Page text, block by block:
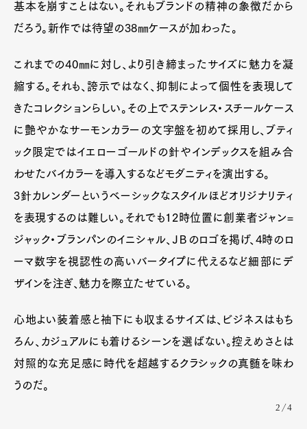
基本を崩すことはない。それもブランドの精神の象徴だから
だろう。新作では待望の38㎜ケースが加わった。
これまでの40㎜に対し、より引き締まったサイズに魅力を凝
縮する。それも、誇示ではなく、抑制によって個性を表現して
きたコレクションらしい。その上でステンレス・スチールケース
に艶やかなサーモンカラーの文字盤を初めて採用し、ブティ
ック限定ではイエローゴールドの針やインデックスを組み合
わせたバイカラーを導入するなどモダニティを演出する。
3針カレンダーというベーシックなスタイルほどオリジナリティ
を表現するのは難しい。それでも12時位置に創業者ジャン=
ジャック・ブランパンのイニシャル、ＪＢのロゴを掲げ、4時のロ
ーマ数字を視認性の高いバータイプに代えるなど細部にデ
ザインを注ぎ、魅力を際立たせている。
心地よい装着感と袖下にも収まるサイズは、ビジネスはもち
ろん、カジュアルにも着けるシーンを選ばない。控えめさとは
対照的な充足感に時代を超越するクラシックの真髄を味わ
うのだ。
2/4